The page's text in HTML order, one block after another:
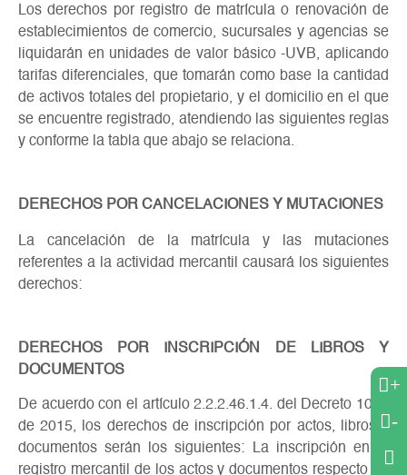
Los derechos por registro de matrícula o renovación de
establecimientos de comercio, sucursales y agencias se
liquidarán en unidades de valor básico -UVB, aplicando
tarifas diferenciales, que tomarán como base la cantidad
de activos totales del propietario, y el domicilio en el que
se encuentre registrado, atendiendo las siguientes reglas
y conforme la tabla que abajo se relaciona.
DERECHOS POR CANCELACIONES Y MUTACIONES
La cancelación de la matrícula y las mutaciones
referentes a la actividad mercantil causará los siguientes
derechos:
DERECHOS POR INSCRIPCIÓN DE LIBROS Y
DOCUMENTOS
De acuerdo con el artículo 2.2.2.46.1.4. del Decreto 1074
de 2015, los derechos de inscripción por actos, libros y
documentos serán los siguientes: La inscripción en el
registro mercantil de los actos y documentos respecto de
+
-